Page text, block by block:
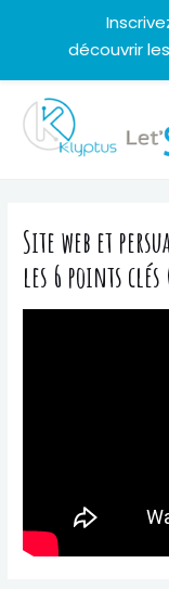
Site web et
les 6 points clés
découvrir